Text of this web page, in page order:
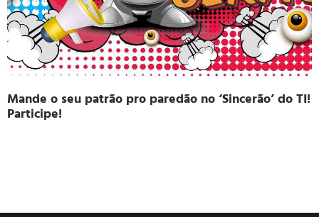
Mande o seu patrão pro paredão no ‘Sincerão’ do TI!
Participe!